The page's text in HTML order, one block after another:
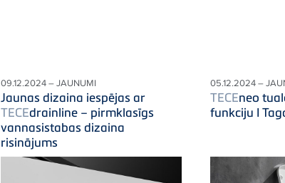
09.12.2024 – JAUNUMI
Jaunas dizaina iespējas ar
TECEdrainline – pirmklasīgs
vannasistabas dizaina
risinājums
05.12.2024 –
TECEneo
funkciju I